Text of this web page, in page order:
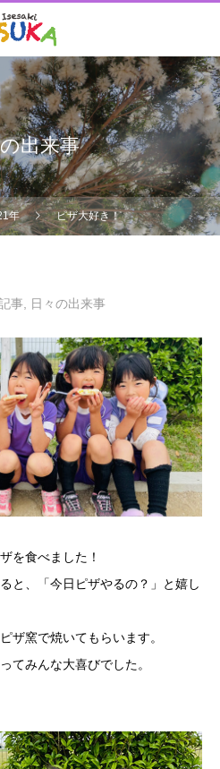
出来事
年 ピザ大好き！
事 日々の出来事
を食べました！
と、「今日ピザやるの？」と嬉し
ザ窯で焼いてもらいます。
てみんな大喜びでした。